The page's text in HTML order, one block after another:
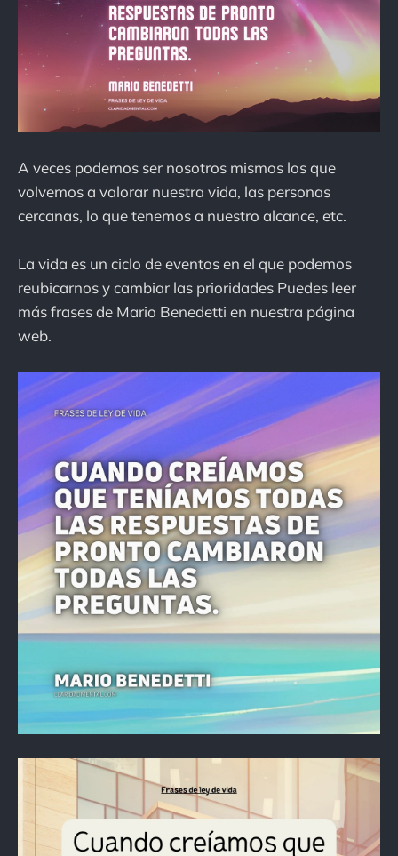
A veces podemos ser nosotros mismos los que
volvemos a valorar nuestra vida, las personas
cercanas, lo que tenemos a nuestro alcance, etc.
La vida es un ciclo de eventos en el que podemos
reubicarnos y cambiar las prioridades Puedes leer
más frases de Mario Benedetti en nuestra página
web.